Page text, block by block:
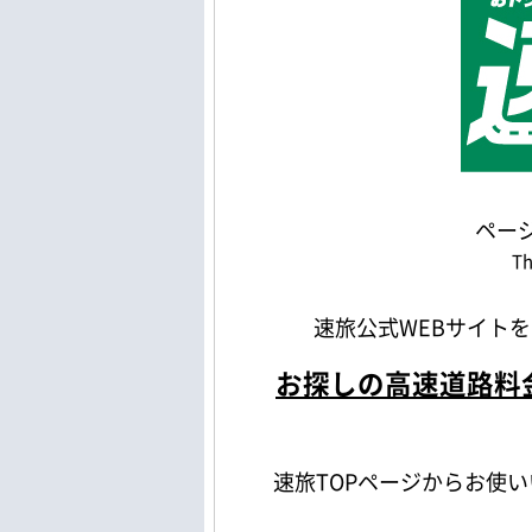
ペー
速旅公式WEBサイト
お探しの高速道路
速旅TOPページからお使